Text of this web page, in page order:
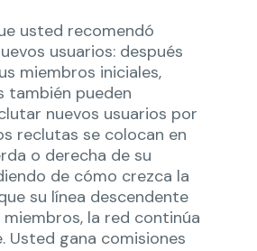
usted recomendó
usuarios: después
miembros iniciales,
también pueden
nuevos usuarios por
reclutas se colocan en
o derecha de su
de cómo crezca la
su línea descendente
la red continúa
Usted gana comisiones